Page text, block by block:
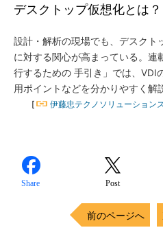
デスクトップ仮想化とは？
設計・解析の現場でも、デスクト
に対する関心が高まっている。連
行するための 手引き」では、VDI
用ポイントなどを分かりやすく解
[
伊藤忠テクノソリューション
Share Post
前のページへ